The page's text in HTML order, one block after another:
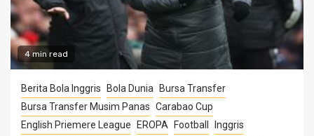
4 min read
Berita Bola Inggris Bola Dunia
Bursa Transfer
Bursa Transfer Musim Panas Carabao Cup
English Priemere League
EROPA Football
Inggris